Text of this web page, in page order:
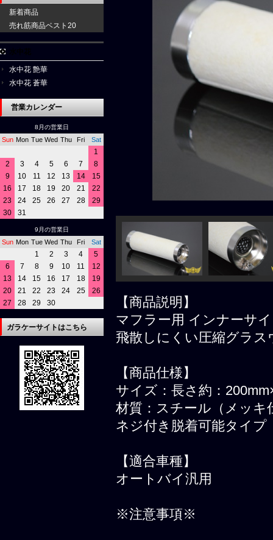
【商品説明】
マフラー用 インナーサ
飛散しにくい圧縮グラス
【商品仕様】
サイズ：長さ約：
材質：スチール（メッキ
ネジ付き脱着可能タイプ
【適合車種】
オートバイ汎用
※注意事項※
新着商品
売れ筋商品ベスト20
水中花 艶華
水中花 蒼華
営業カレンダー
8月の営業日
Sun Mon Tue Wed Thu Fri Sat
1
2
3 4 5 6 7
8
9
10 11 12 13 14
15
16
17 18 19 20 21
22
23
24 25 26 27 28
29
30
31
9月の営業日
Sun Mon Tue Wed Thu Fri Sat
1 2 3 4
5
6
7 8 9 10 11
12
13
14 15 16 17 18
19
20
21 22 23 24 25
26
27
28 29 30
ガラケーサイトはこちら